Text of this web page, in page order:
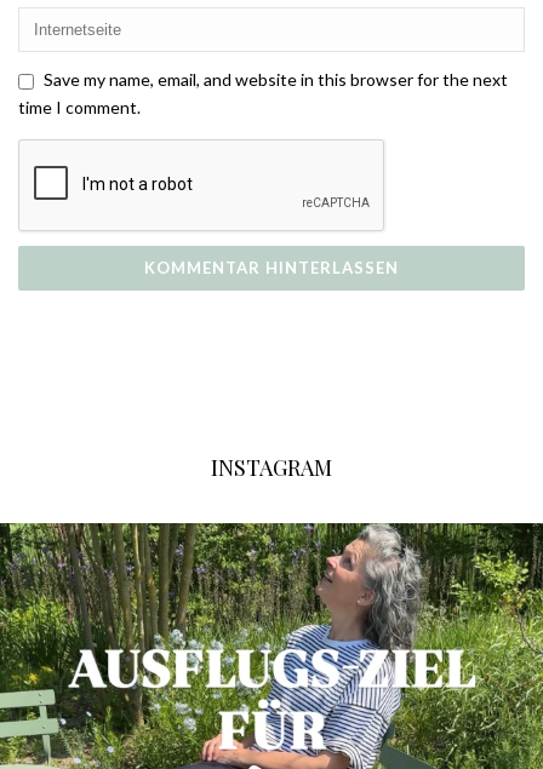
Save my name, email, and website in this browser for the next
time I comment.
INSTAGRAM